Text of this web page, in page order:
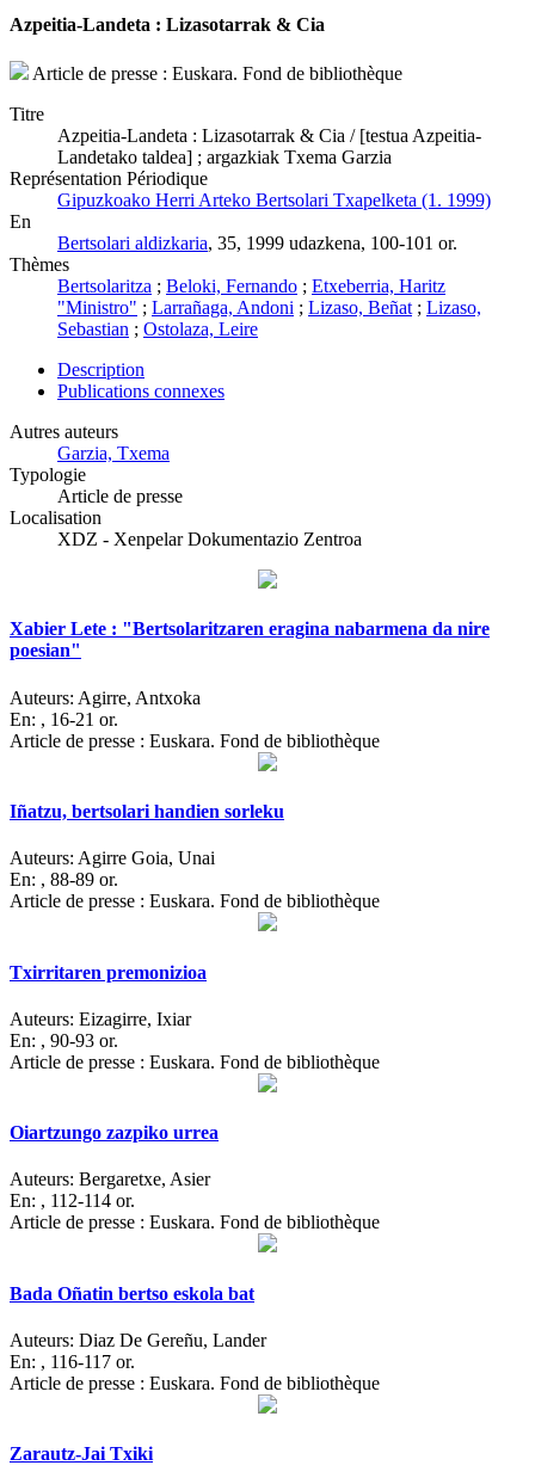
Azpeitia-Landeta : Lizasotarrak & Cia
Article de presse : Euskara. Fond de bibliothèque
Titre
Azpeitia-Landeta : Lizasotarrak & Cia / [testua Azpeitia-
Landetako taldea] ; argazkiak Txema Garzia
Représentation Périodique
Gipuzkoako Herri Arteko Bertsolari Txapelketa (1. 1999)
En
Bertsolari aldizkaria, 35, 1999 udazkena, 100-101 or.
Thèmes
Bertsolaritza ; Beloki, Fernando ; Etxeberria, Haritz
"Ministro" ; Larrañaga, Andoni ; Lizaso, Beñat ; Lizaso,
Sebastian ; Ostolaza, Leire
Description
Publications connexes
Autres auteurs
Garzia, Txema
Typologie
Article de presse
Localisation
XDZ - Xenpelar Dokumentazio Zentroa
Xabier Lete : "Bertsolaritzaren eragina nabarmena da nire
poesian"
Auteurs: Agirre, Antxoka
En: , 16-21 or.
Article de presse : Euskara. Fond de bibliothèque
Iñatzu, bertsolari handien sorleku
Auteurs: Agirre Goia, Unai
En: , 88-89 or.
Article de presse : Euskara. Fond de bibliothèque
Txirritaren premonizioa
Auteurs: Eizagirre, Ixiar
En: , 90-93 or.
Article de presse : Euskara. Fond de bibliothèque
Oiartzungo zazpiko urrea
Auteurs: Bergaretxe, Asier
En: , 112-114 or.
Article de presse : Euskara. Fond de bibliothèque
Bada Oñatin bertso eskola bat
Auteurs: Diaz De Gereñu, Lander
En: , 116-117 or.
Article de presse : Euskara. Fond de bibliothèque
Zarautz-Jai Txiki